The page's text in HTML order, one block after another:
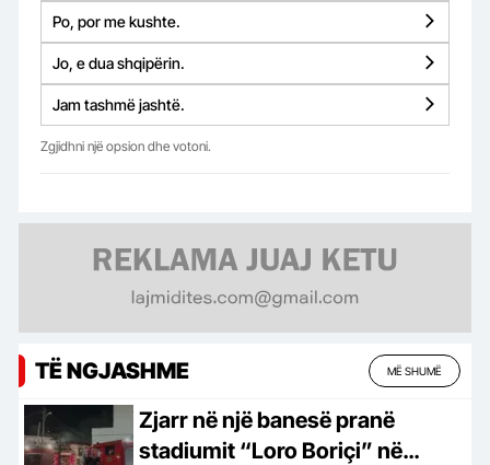
Po, por me kushte.
Jo, e dua shqipërin.
Jam tashmë jashtë.
Zgjidhni një opsion dhe votoni.
TË NGJASHME MË SHUMË
Zjarr në një banesë pranë
stadiumit “Loro Boriçi” në